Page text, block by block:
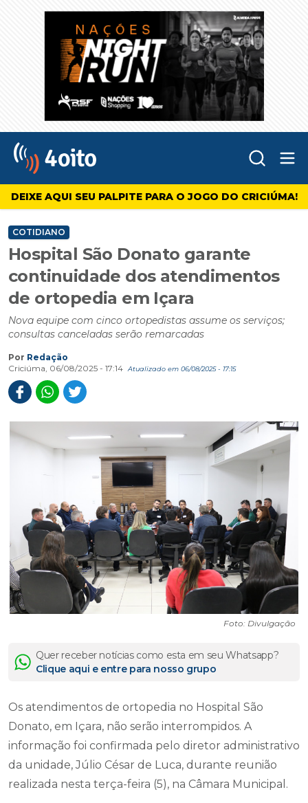
4oito
DEIXE AQUI SEU PALPITE PARA O JOGO DO CRICIÚMA!
COTIDIANO
Hospital São Donato garante
continuidade dos atendimentos
de ortopedia em Içara
Nova equipe com cinco ortopedistas assume os serviços;
consultas canceladas serão remarcadas
Por Redação
Criciúma, 06/08/2025 - 17:14
Atualizado em 06/08/2025 - 17:15
Foto: Divulgação
Quer receber notícias como esta em seu Whatsapp?
Clique aqui e entre para nosso grupo
Os atendimentos de ortopedia no Hospital São
Donato, em Içara, não serão interrompidos. A
informação foi confirmada pelo diretor administrativo
da unidade, Júlio César de Luca, durante reunião
realizada nesta terça-feira (5), na Câmara Municipal.